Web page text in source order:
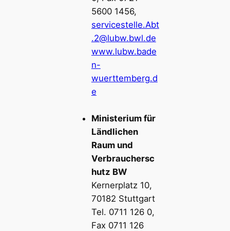
5600 1456,
servicestelle.Abt
.2@lubw.bwl.de
www.lubw.bade
n-
wuerttemberg.d
e
Ministerium für
Ländlichen
Raum und
Verbrauchersc
hutz BW
Kernerplatz 10,
70182 Stuttgart
Tel. 0711 126 0,
Fax 0711 126